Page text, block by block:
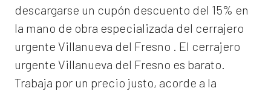
descargarse un cupón descuento del 15% en
la mano de obra especializada del cerrajero
urgente Villanueva del Fresno . El cerrajero
urgente Villanueva del Fresno es barato.
Trabaja por un precio justo, acorde a la